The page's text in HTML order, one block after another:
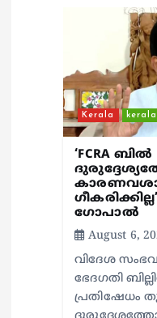
Kerala
‘FCRA
ഗോപാൽ
August 6,
വിദേശ
ഭേദഗതി
പ്രതിഷേധം